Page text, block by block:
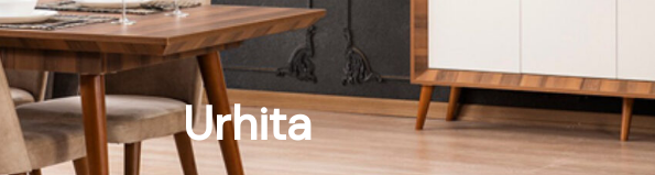
Urhita